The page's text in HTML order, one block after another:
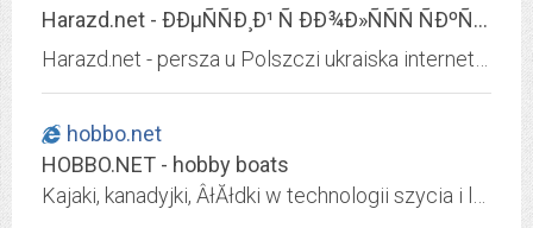
Harazd.net - ÐÐµÑÑÐ¸Ð¹ Ñ ÐÐ¾Ð»ÑÑÑ ÑÐºÑÐ°ÑÐ½ÑÑÐºÐ¸Ð¹ Ð¿Ð¾ÑÑÐ°Ð»
hobbo.net
HOBBO.NET - hobby boats